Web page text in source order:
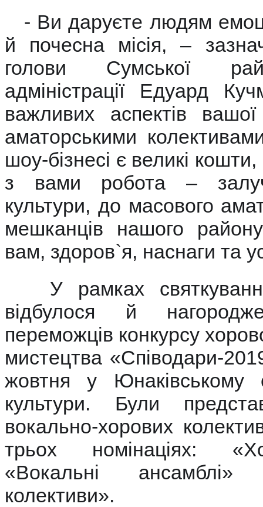
- Ви даруєте людям
й почесна місія, –
голови Сумської
адміністрації Едуард
важливих аспектів
аматорськими
шоу-бізнесі є великі
з вами робота –
культури, до масового
мешканців нашого
вам, здоров`я, наснаги та
У рамках
відбулося й
переможців конкурсу
мистецтва «Співодари-
жовтня у Юнаківському
культури. Були
вокально-хорових
трьох номінаціях:
«Вокальні
колективи».